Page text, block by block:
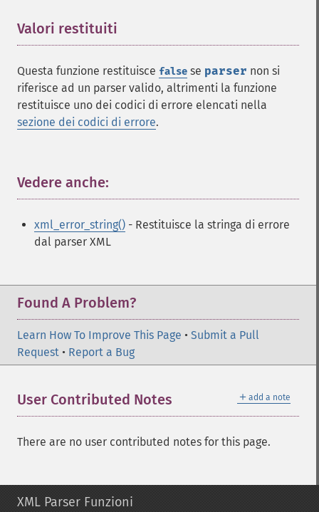
Valori restituiti
Questa funzione restituisce false se parser non si
riferisce ad un parser valido, altrimenti la funzione
restituisce uno dei codici di errore elencati nella
sezione dei codici di errore.
Vedere anche:
xml_error_string() - Restituisce la stringa di errore
dal parser XML
Found A Problem?
Learn How To Improve This Page • Submit a Pull
Request • Report a Bug
＋ add a note
User Contributed Notes
There are no user contributed notes for this page.
XML Parser Funzioni